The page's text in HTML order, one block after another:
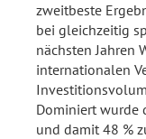
zweitbeste
bei gleichzeitig
nächsten Jahren
internationalen
Dominiert wurde
und damit 48 %